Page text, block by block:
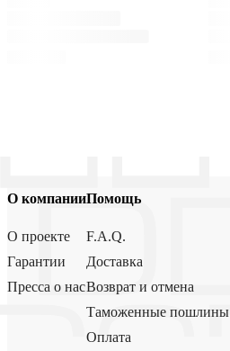
О компании
О проекте
Гарантии
Пресса о нас
Помощь
F.A.Q.
Доставка
Возврат и отмена
Таможенные пошлины
Оплата